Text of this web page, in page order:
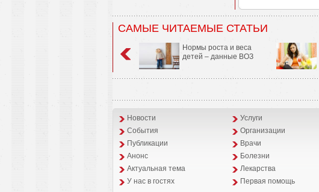
САМЫЕ ЧИТАЕМЫЕ СТАТЬИ
Нормы роста и веса
детей – данные ВОЗ
Новости Услуги
События
Организации
Публикации
Врачи
Анонс
Болезни
Aктуальная тема
Лекарства
У нас в гостях
Первая помощь